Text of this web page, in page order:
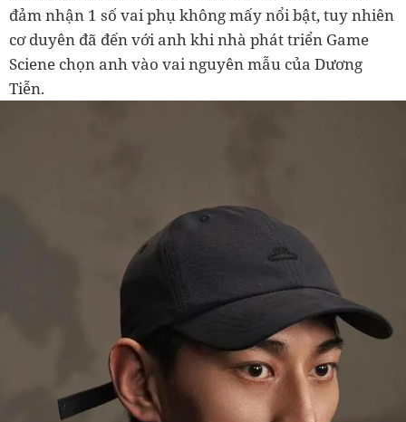
đảm nhận 1 số vai phụ không mấy nổi bật, tuy nhiên
cơ duyên đã đến với anh khi nhà phát triển Game
Sciene chọn anh vào vai nguyên mẫu của Dương
Tiễn.